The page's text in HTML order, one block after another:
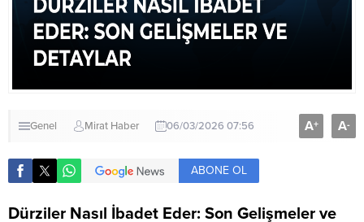
Genel Mirat Haber 06/03/2026 07:56 A+ A-
ABONE OL
Dürziler Nasıl İbadet Eder: Son Gelişmeler ve